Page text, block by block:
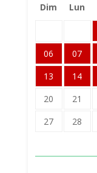
Dim Lun
06
07
13
14
20
21
27
28